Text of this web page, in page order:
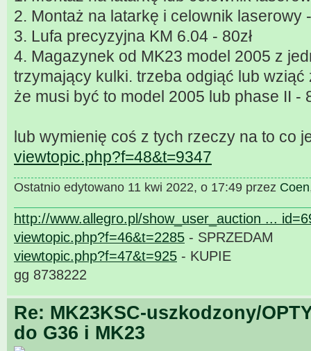
2. Montaż na latarkę i celownik laserowy
3. Lufa precyzyjna KM 6.04 - 80zł
4. Magazynek od MK23 model 2005 z
trzymający kulki. trzeba odgiąć lub
że musi być to model 2005 lub phase II -
lub wymienię coś z tych rzeczy na to co
viewtopic.php?f=48&t=9347
Ostatnio edytowano 11 kwi 2022, o 17:49 przez Coen
http://www.allegro.pl/show_user_auction ...
viewtopic.php?f=46&t=2285 - SPRZEDAM
viewtopic.php?f=47&t=925 - KUPIE
gg 8738222
Re: MK23KSC-uszkodzony/
do G36 i MK23